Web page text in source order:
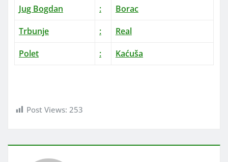
Jug Bogdan
:
Borac
Trbunje
:
Real
Polet
: Kaćuša
Post Views: 253